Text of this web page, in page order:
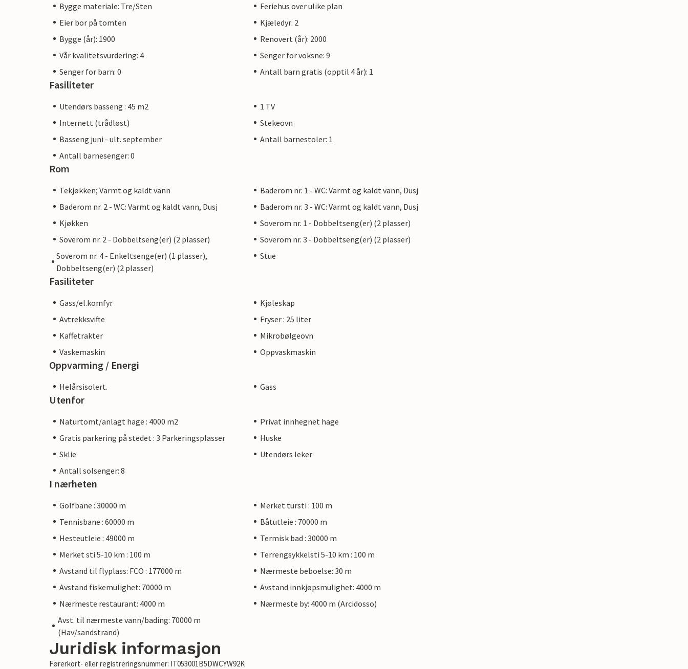
Bygge materiale: Tre/Sten
Feriehus over ulike plan
Eier bor på tomten
Kjæledyr: 2
Bygge (år): 1900
Renovert (år): 2000
Vår kvalitetsvurdering: 4
Senger for voksne: 9
Senger for barn: 0
Antall barn gratis (opptil 4 år): 1
Fasiliteter
Utendørs basseng : 45 m2
1 TV
Internett (trådløst)
Stekeovn
Basseng juni - ult. september
Antall barnestoler: 1
Antall barnesenger: 0
Rom
Tekjøkken; Varmt og kaldt vann
Baderom nr. 1 - WC: Varmt og kaldt vann, Dusj
Baderom nr. 2 - WC: Varmt og kaldt vann, Dusj
Baderom nr. 3 - WC: Varmt og kaldt vann, Dusj
Kjøkken
Soverom nr. 1 - Dobbeltseng(er) (2 plasser)
Soverom nr. 2 - Dobbeltseng(er) (2 plasser)
Soverom nr. 3 - Dobbeltseng(er) (2 plasser)
Soverom nr. 4 - Enkeltsenge(er) (1 plasser),
Dobbeltseng(er) (2 plasser)
Stue
Fasiliteter
Gass/el.komfyr
Kjøleskap
Avtrekksvifte
Fryser : 25 liter
Kaffetrakter
Mikrobølgeovn
Vaskemaskin
Oppvaskmaskin
Oppvarming / Energi
Helårsisolert. Gass
Utenfor
Naturtomt/anlagt hage : 4000 m2
Privat innhegnet hage
Gratis parkering på stedet : 3 Parkeringsplasser
Huske
Sklie
Utendørs leker
Antall solsenger: 8
I nærheten
Golfbane : 30000 m
Merket tursti : 100 m
Tennisbane : 60000 m
Båtutleie : 70000 m
Hesteutleie : 49000 m
Termisk bad : 30000 m
Merket sti 5-10 km : 100 m
Terrengsykkelsti 5-10 km : 100 m
Avstand til flyplass: FCO : 177000 m
Nærmeste beboelse: 30 m
Avstand fiskemulighet: 70000 m
Avstand innkjøpsmulighet: 4000 m
Nærmeste restaurant: 4000 m
Nærmeste by: 4000 m (Arcidosso)
Avst. til nærmeste vann/bading: 70000 m
(Hav/sandstrand)
Juridisk informasjon
Førerkort- eller registreringsnummer: IT053001B5DWCYW92K